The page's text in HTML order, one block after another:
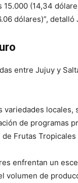
15.000 (14,34
dólares)”, detalló
entre Jujuy y
variedades
de programas
Frutas Tropicales
enfrentan un
volumen de